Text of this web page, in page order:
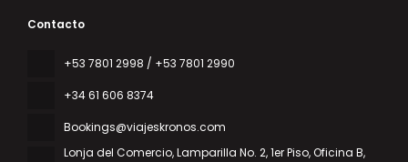
Contacto
‎+53 7801 2998 / +53 7801 2990
+34 61 606 8374
Bookings@viajeskronos.com
Lonja del Comercio, Lamparilla No. 2, 1er Piso, Oficina B,